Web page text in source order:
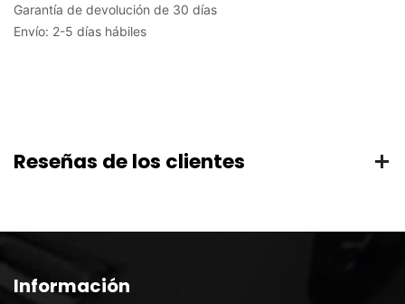
Garantía de devolución de 30 días
Envío: 2-5 días hábiles
Reseñas de los clientes
Información